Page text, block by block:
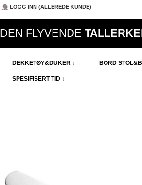
LOGG INN (ALLEREDE KUNDE)
DEN FLYVENDE
DEKKETØY&DUKER ↓ BORD
SPESIFISERT TID ↓